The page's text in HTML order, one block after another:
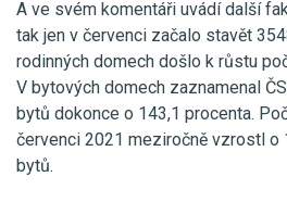
A ve svém komentáři uvádí další
tak jen v červenci začalo stavět
rodinných domech došlo k růstu
V bytových domech zaznamenal
bytů dokonce o 143,1 procenta.
červenci 2021 meziročně vzrostl o
bytů.